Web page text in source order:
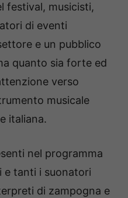
festival, musicisti,
di eventi
e un pubblico
quanto sia forte ed
verso
musicale
italiana.
nel programma
e tanti i suonatori
di zampogna e